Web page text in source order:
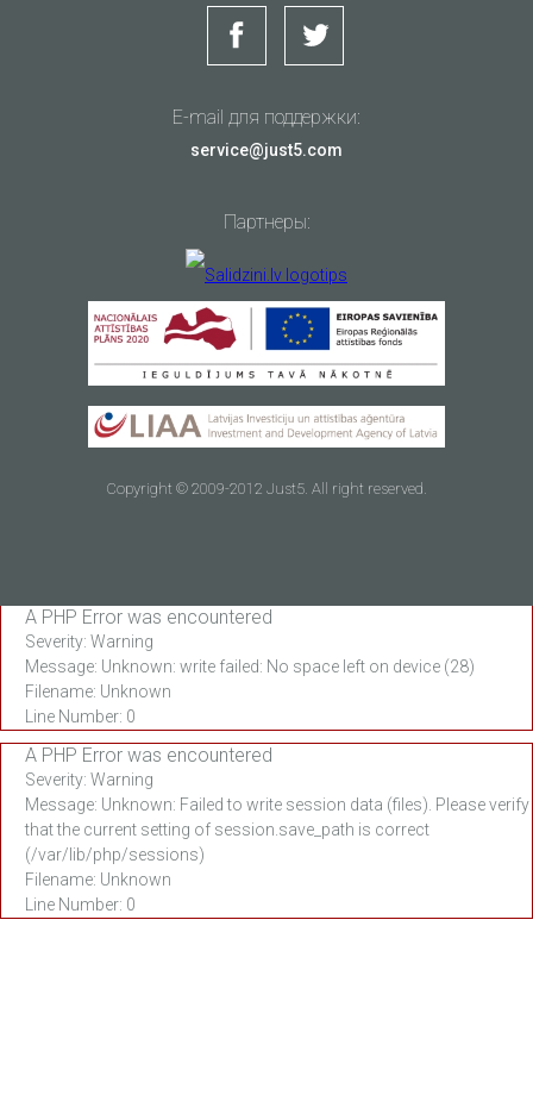
E-mail для поддержки:
service@just5.com
Партнеры:
Copyright © 2009-2012 Just5. All right reserved.
A PHP Error was encountered
Severity: Warning
Message: Unknown: write failed: No space left on device (28)
Filename: Unknown
Line Number: 0
A PHP Error was encountered
Severity: Warning
Message: Unknown: Failed to write session data (files). Please verify
that the current setting of session.save_path is correct
(/var/lib/php/sessions)
Filename: Unknown
Line Number: 0